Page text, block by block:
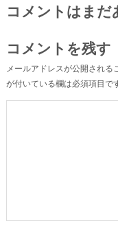
コメントはまだ
コメントを残す
メールアドレスが公開される
が付いている欄は必須項目で